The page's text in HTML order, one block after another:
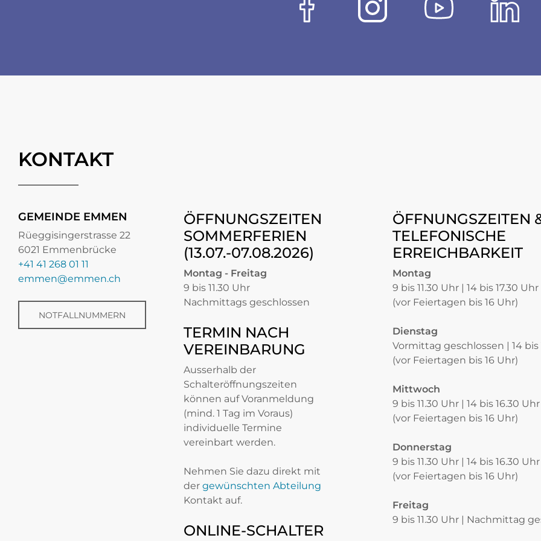
KONTAKT
GEMEINDE EMMEN
Rüeggisingerstrasse 22
6021 Emmenbrücke
+41 41 268 01 11
emmen@emmen.ch
NOTFALLNUMMERN
ÖFFNUNGSZEITEN
SOMMERFERIEN
(13.07.-07.08.2026)
Montag - Freitag
9 bis 11.30 Uhr
Nachmittags geschlossen
TERMIN NACH
VEREINBARUNG
Ausserhalb der
Schalteröffnungszeiten
können auf Voranmeldung
(mind. 1 Tag im Voraus)
individuelle Termine
vereinbart werden.
Nehmen Sie dazu direkt mit
der gewünschten Abteilung
Kontakt auf.
ONLINE-SCHALTER
ÖFFNUNGSZEITEN
TELEFONISCHE
ERREICHBARKEIT
Montag
9 bis 11.30 Uhr | 14 bis 17.30 Uhr
(vor Feiertagen bis 16 Uhr)
Dienstag
Vormittag geschlossen | 14 bis
(vor Feiertagen bis 16 Uhr)
Mittwoch
9 bis 11.30 Uhr | 14 bis 16.30 Uhr
(vor Feiertagen bis 16 Uhr)
Donnerstag
9 bis 11.30 Uhr | 14 bis 16.30 Uhr
(vor Feiertagen bis 16 Uhr)
Freitag
9 bis 11.30 Uhr | Nachmittag